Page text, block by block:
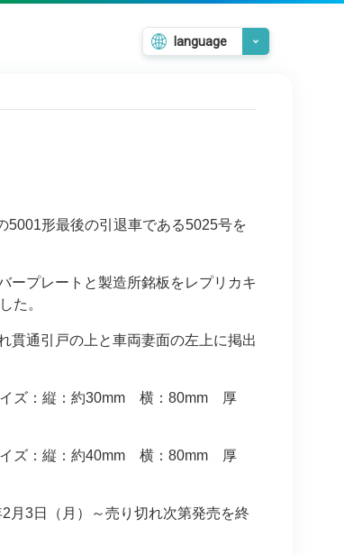
language
5001形最後の引退車である5025号を
ープレートと製造所銘板をレプリカキ
た。
貫通引戸の上と車両妻面の左上に掲出
ズ：縦： 約30mm 横： 80mm 厚
ズ：縦：約40mm 横：80mm 厚
月3日（月）～売り切れ次第発売を終